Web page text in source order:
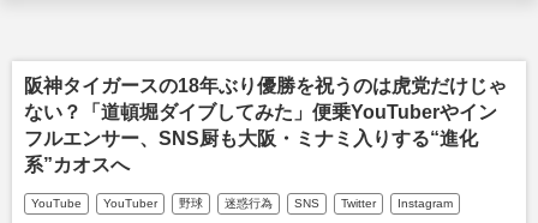
阪神タイガースの18年ぶり優勝を祝うのは虎党だけじゃ
ない？「道頓堀ダイブしてみた」便乗YouTuberやイン
フルエンサー、SNS厨も大阪・ミナミ入りする“進化
系”カオスへ
YouTube YouTuber 野球 迷惑行為 SNS Twitter Instagram